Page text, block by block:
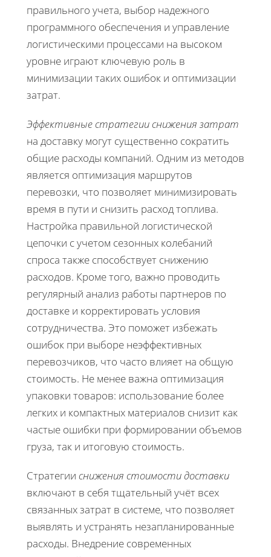
правильного учета, выбор надежного
программного обеспечения и управление
логистическими процессами на высоком
уровне играют ключевую роль в
минимизации таких ошибок и оптимизации
затрат.
Эффективные стратегии снижения затрат
на доставку могут существенно сократить
общие расходы компаний. Одним из методов
является оптимизация маршрутов
перевозки, что позволяет минимизировать
время в пути и снизить расход топлива.
Настройка правильной логистической
цепочки с учетом сезонных колебаний
спроса также способствует снижению
расходов. Кроме того, важно проводить
регулярный анализ работы партнеров по
доставке и корректировать условия
сотрудничества. Это поможет избежать
ошибок при выборе неэффективных
перевозчиков, что часто влияет на общую
стоимость. Не менее важна оптимизация
упаковки товаров: использование более
легких и компактных материалов снизит как
частые ошибки при формировании объемов
груза, так и итоговую стоимость.
Стратегии снижения стоимости доставки
включают в себя тщательный учёт всех
связанных затрат в системе, что позволяет
выявлять и устранять незапланированные
расходы. Внедрение современных